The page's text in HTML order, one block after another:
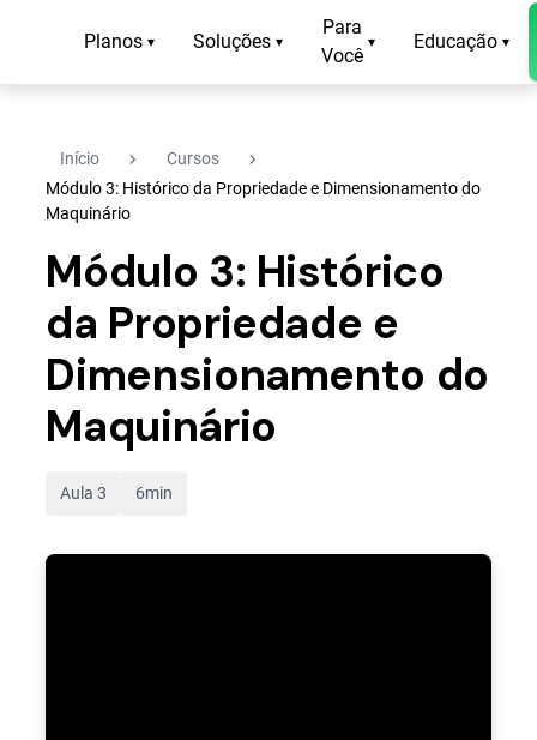
Planos ▾ Soluções ▾
Para
Você
▾ Educação ▾
Início navigate_next Cursos navigate_next
Módulo 3: Histórico da Propriedade e Dimensionamento do
Maquinário
Módulo 3: Histórico
da Propriedade e
Dimensionamento do
Maquinário
Aula 3 6min